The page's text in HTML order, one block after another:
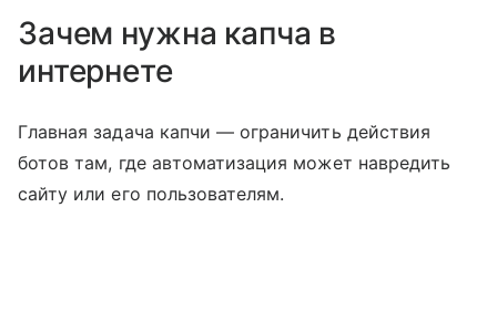
Зачем нужна капча в
интернете
Главная задача капчи — ограничить действия
ботов там, где автоматизация может навредить
сайту или его пользователям.